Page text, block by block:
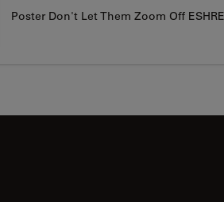
Poster Don't Let Them Zoom Off